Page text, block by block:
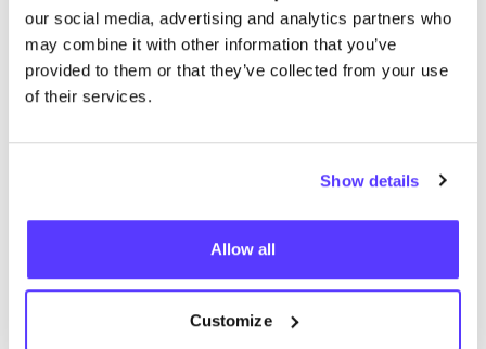
our social media, advertising and analytics partners who
may combine it with other information that you’ve
provided to them or that they’ve collected from your use
of their services.
Show details
Allow all
Customize
Aan route toevoegen Bezoek webshop